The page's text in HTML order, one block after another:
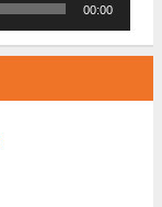
00:00